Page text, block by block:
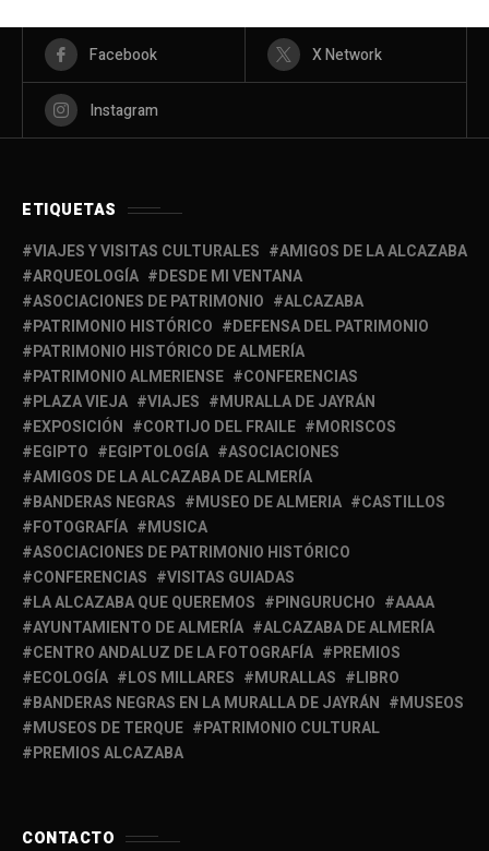
Facebook X Network
Instagram
ETIQUETAS
VIAJES Y VISITAS CULTURALES
AMIGOS DE LA ALCAZABA
ARQUEOLOGÍA
DESDE MI VENTANA
ASOCIACIONES DE PATRIMONIO
ALCAZABA
PATRIMONIO HISTÓRICO
DEFENSA DEL PATRIMONIO
PATRIMONIO HISTÓRICO DE ALMERÍA
PATRIMONIO ALMERIENSE
CONFERENCIAS
PLAZA VIEJA
VIAJES
MURALLA DE JAYRÁN
EXPOSICIÓN
CORTIJO DEL FRAILE
MORISCOS
EGIPTO
EGIPTOLOGÍA
ASOCIACIONES
AMIGOS DE LA ALCAZABA DE ALMERÍA
BANDERAS NEGRAS
MUSEO DE ALMERIA
CASTILLOS
FOTOGRAFÍA
MUSICA
ASOCIACIONES DE PATRIMONIO HISTÓRICO
CONFERENCIAS
VISITAS GUIADAS
LA ALCAZABA QUE QUEREMOS
PINGURUCHO
AAAA
AYUNTAMIENTO DE ALMERÍA
ALCAZABA DE ALMERÍA
CENTRO ANDALUZ DE LA FOTOGRAFÍA
PREMIOS
ECOLOGÍA
LOS MILLARES MURALLAS
LIBRO
BANDERAS NEGRAS EN LA MURALLA DE JAYRÁN
MUSEOS
MUSEOS DE TERQUE
PATRIMONIO CULTURAL
PREMIOS ALCAZABA
CONTACTO